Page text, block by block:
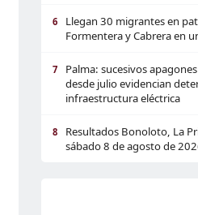
6
Llegan 30 migrantes en
Formentera y Cabrera en
7
Palma: sucesivos
desde julio evidencian
infraestructura eléctrica
8
Resultados Bonoloto, La
sábado 8 de agosto de